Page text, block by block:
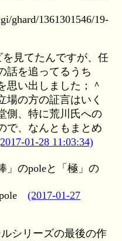
ghard/1361301546/19-
見てたんですが、任
話を追ってるうち
思い出しました；＾
の方の証言はいく
側、特に荒川氏への
で、なんともまとめ
01-28 11:03:34)
」のpoleと「極」の
(2017-01-27
シリーズの最後の作